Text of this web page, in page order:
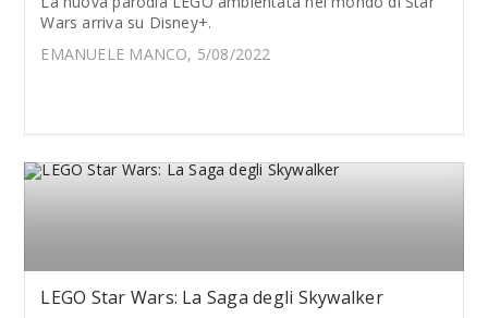
Wars arriva su Disney+.
EMANUELE MANCO, 5/08/2022
LEGO Star Wars: La Saga degli Skywalker